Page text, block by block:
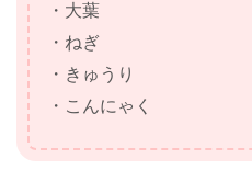
・大葉
・ねぎ
・きゅうり
・こんにゃく